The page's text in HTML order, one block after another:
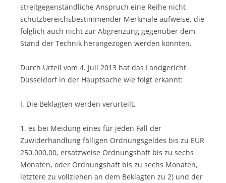
streitgegenständliche Anspruch eine Reihe nicht
schutzbereichsbestimmender Merkmale aufweise, die
folglich auch nicht zur Abgrenzung gegenüber dem
Stand der Technik herangezogen werden könnten.
Durch Urteil vom 4. Juli 2013 hat das Landgericht
Düsseldorf in der Hauptsache wie folgt erkannt:
I. Die Beklagten werden verurteilt,
1. es bei Meidung eines für jeden Fall der
Zuwiderhandlung fälligen Ordnungsgeldes bis zu EUR
250.000,00, ersatzweise Ordnungshaft bis zu sechs
Monaten, oder Ordnungshaft bis zu sechs Monaten,
letztere zu vollziehen an dem Beklagten zu 2) und der